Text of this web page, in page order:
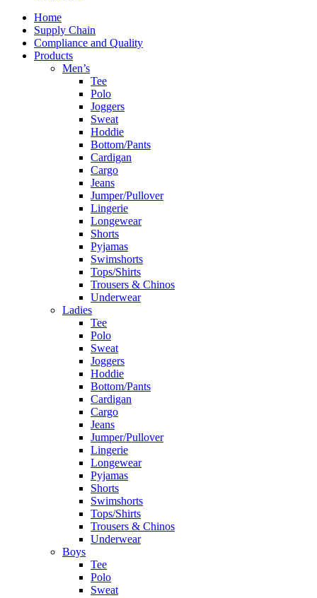
Home
Supply Chain
Compliance and Quality
Products
Men’s
Tee
Polo
Joggers
Sweat
Hoddie
Bottom/Pants
Cardigan
Cargo
Jeans
Jumper/Pullover
Lingerie
Longewear
Shorts
Pyjamas
Swimshorts
Tops/Shirts
Trousers & Chinos
Underwear
Ladies
Tee
Polo
Sweat
Joggers
Hoddie
Bottom/Pants
Cardigan
Cargo
Jeans
Jumper/Pullover
Lingerie
Longewear
Pyjamas
Shorts
Swimshorts
Tops/Shirts
Trousers & Chinos
Underwear
Boys
Tee
Polo
Sweat